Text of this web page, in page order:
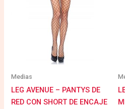
Medias
LEG AVENUE – PANTYS DE
RED CON SHORT DE ENCAJE